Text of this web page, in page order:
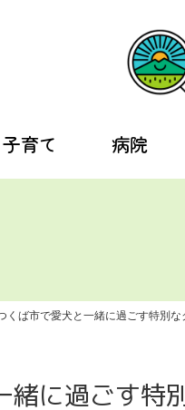
子育て 病院
くば市で愛犬と一緒に過ごす特別
緒に過ごす